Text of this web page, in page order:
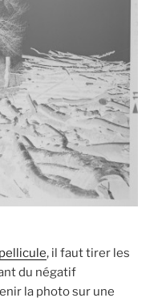
, il faut tirer les
du négatif
la photo sur une